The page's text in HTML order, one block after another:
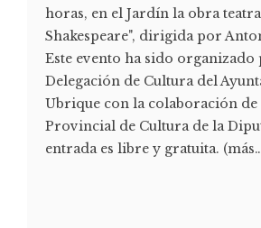
horas, en el Jardín la obra
Shakespeare", dirigida por
Este evento ha sido organizado
Delegación de Cultura del
Ubrique con la colaboración
Provincial de Cultura de la
entrada es libre y gratuita.